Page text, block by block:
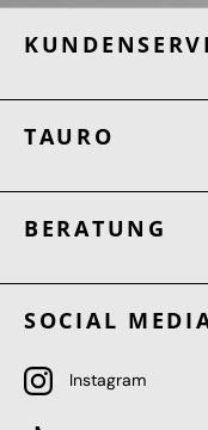
TAURO
BERATUNG
SOCIAL
Instagram